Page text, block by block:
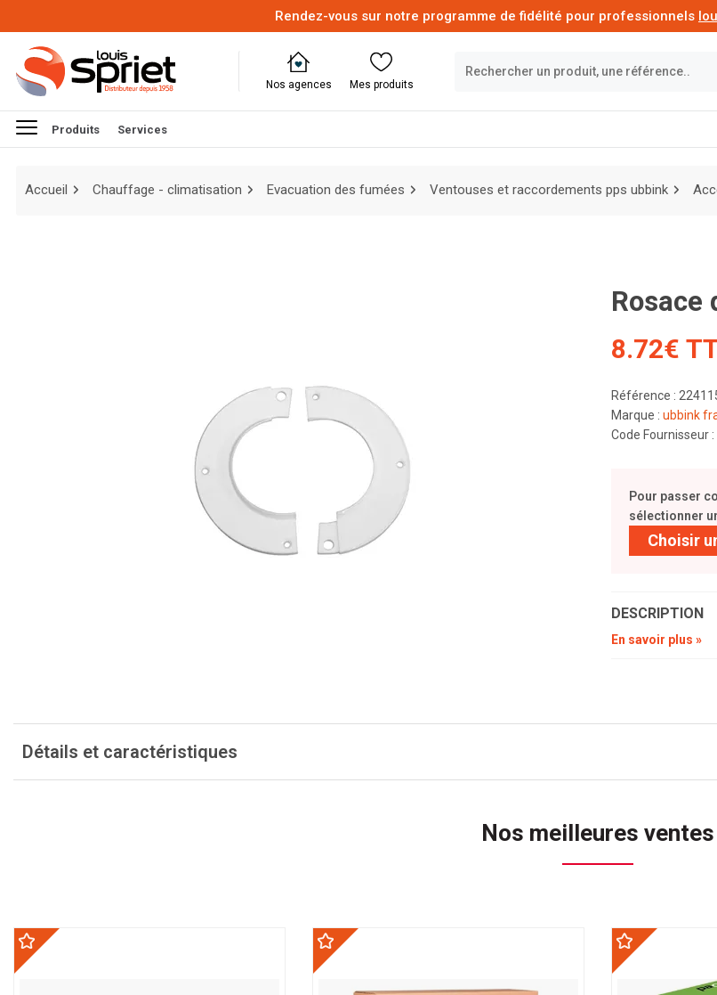
Rendez-vous sur notre programme de fidélité pour professionnels
Nos agences Mes produits
Produits Services
Accueil Chauffage - climatisation Evacuation des fumées Ventouses et raccordements pps ubbink
8.72€
Référence :
Marque : ubbink
Code Fournisseur
Pour passer
sélectionner
Choisir
DESCRIPTION
En savoir plus »
Détails et caractéristiques
Nos meilleures ventes